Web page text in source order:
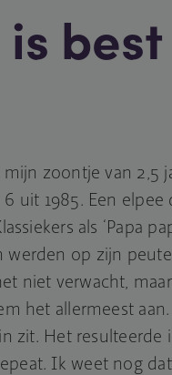
is
zoontje van 2,5
uit 1985. Een
als ‘Papa
werden op zijn
niet verwacht,
het allermeest
zit. Het resulteerde
Ik weet nog